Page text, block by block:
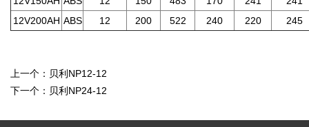
12V200AH ABS 12 200 522 240 220 245
上一个： 贝利NP12-12
下一个： 贝利NP24-12